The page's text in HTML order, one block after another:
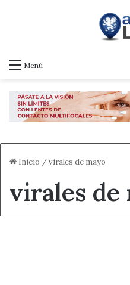
Menú
Inicio /virales de mayo
virales de